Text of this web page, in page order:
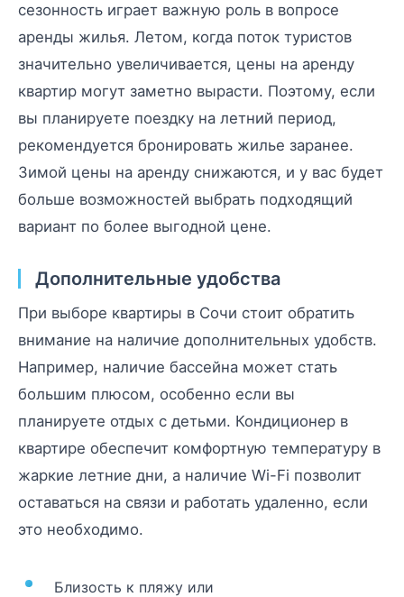
сезонность играет важную роль в вопросе
аренды жилья. Летом, когда поток туристов
значительно увеличивается, цены на аренду
квартир могут заметно вырасти. Поэтому, если
вы планируете поездку на летний период,
рекомендуется бронировать жилье заранее.
Зимой цены на аренду снижаются, и у вас будет
больше возможностей выбрать подходящий
вариант по более выгодной цене.
Дополнительные удобства
При выборе квартиры в Сочи стоит обратить
внимание на наличие дополнительных удобств.
Например, наличие бассейна может стать
большим плюсом, особенно если вы
планируете отдых с детьми. Кондиционер в
квартире обеспечит комфортную температуру в
жаркие летние дни, а наличие Wi-Fi позволит
оставаться на связи и работать удаленно, если
это необходимо.
Близость к пляжу или